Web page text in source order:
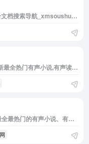
熊猫搜书官网，熊猫搜书-熊猫搜索_聚合文档搜索导航_xmsoushu_xmsearch
13听书网是13听书网在线听书网提供最新最全热门有声小说,有声读物,评书有声小说每日更新,支持自动连播,无弹窗,13听书网在线听书网为你释放双眼，用耳朵享受阅读的乐趣!
六月听书网是六月听书网免费提供最新最全最热门的有声小说、有声读物,每日更新,有声小说在线收听,支持自动连播,无弹窗广告,听了还想听!